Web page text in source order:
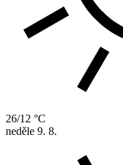
26/12 °C
neděle 9. 8.